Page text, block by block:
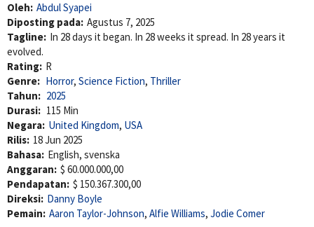
Oleh: Abdul Syapei
Diposting pada: Agustus 7, 2025
Tagline: In 28 days it began. In 28 weeks it spread. In 28 years it
evolved.
Rating: R
Genre: Horror, Science Fiction, Thriller
Tahun: 2025
Durasi: 115 Min
Negara: United Kingdom, USA
Rilis: 18 Jun 2025
Bahasa: English, svenska
Anggaran: $ 60.000.000,00
Pendapatan: $ 150.367.300,00
Direksi: Danny Boyle
Pemain: Aaron Taylor-Johnson, Alfie Williams, Jodie Comer